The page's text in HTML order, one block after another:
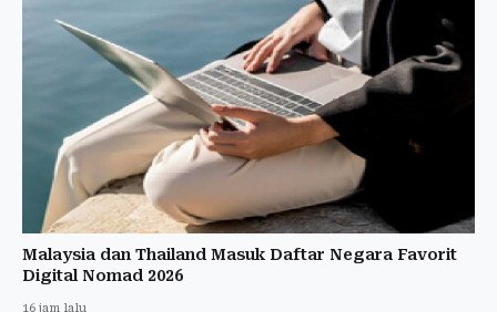
Malaysia dan Thailand Masuk Daftar Negara Favorit
Digital Nomad 2026
16 jam lalu